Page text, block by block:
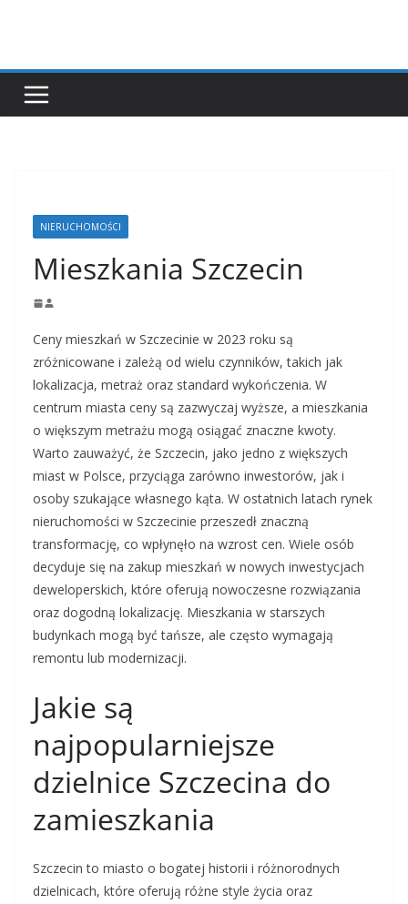
NIERUCHOMOŚCI
Mieszkania Szczecin
Ceny mieszkań w Szczecinie w 2023 roku są
zróżnicowane i zależą od wielu czynników, takich jak
lokalizacja, metraż oraz standard wykończenia. W
centrum miasta ceny są zazwyczaj wyższe, a mieszkania
o większym metrażu mogą osiągać znaczne kwoty.
Warto zauważyć, że Szczecin, jako jedno z większych
miast w Polsce, przyciąga zarówno inwestorów, jak i
osoby szukające własnego kąta. W ostatnich latach rynek
nieruchomości w Szczecinie przeszedł znaczną
transformację, co wpłynęło na wzrost cen. Wiele osób
decyduje się na zakup mieszkań w nowych inwestycjach
deweloperskich, które oferują nowoczesne rozwiązania
oraz dogodną lokalizację. Mieszkania w starszych
budynkach mogą być tańsze, ale często wymagają
remontu lub modernizacji.
Jakie są
najpopularniejsze
dzielnice Szczecina do
zamieszkania
Szczecin to miasto o bogatej historii i różnorodnych
dzielnicach, które oferują różne style życia oraz